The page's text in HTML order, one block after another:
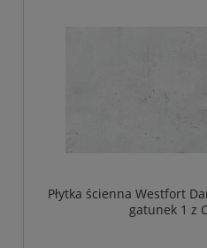
Płytka ścienna Westfort
gatunek 1 z